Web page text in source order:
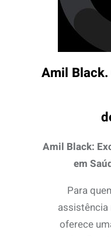
Amil
Amil Black:
em
Para
assistência
oferece